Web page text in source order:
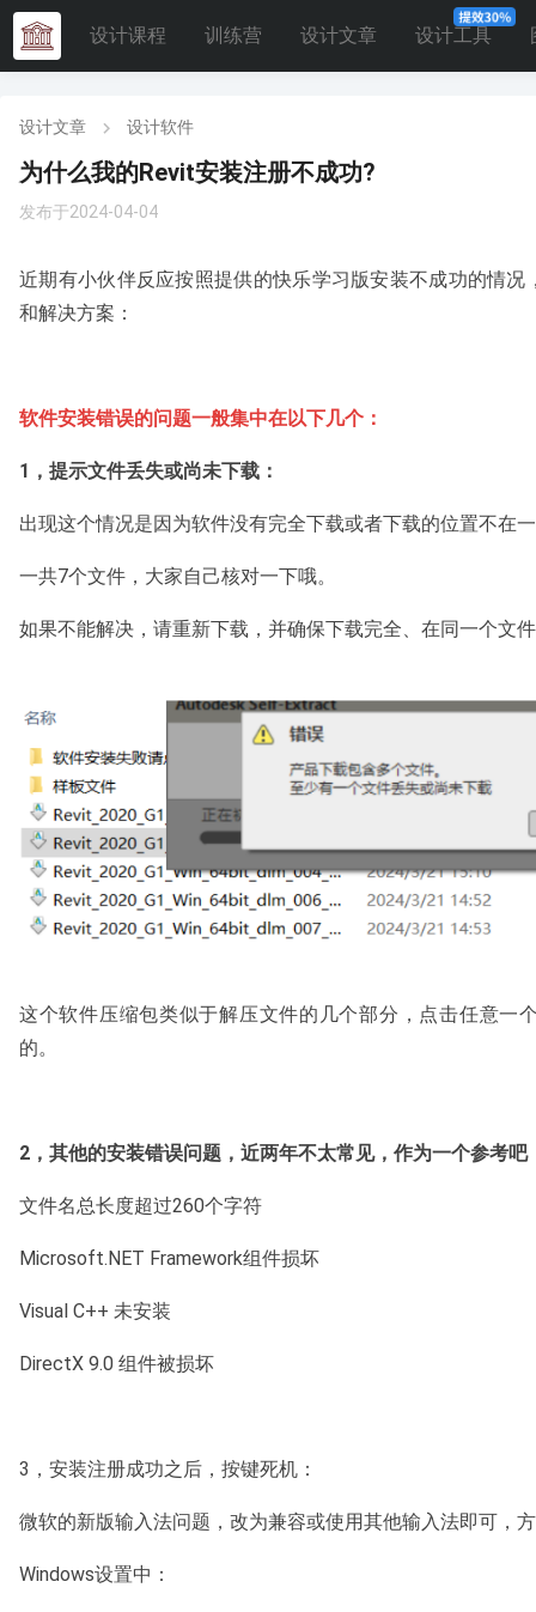
设计课程 训练营 设计文章 设计工具
设计文章 设计软件
为什么我的Revit安装注册不成功?
发布于2024-04-04
近期有小伙伴反应按照提供的快乐学习版安装不成功的情
和解决方案：
软件安装错误的问题一般集中在以下几个：
1，提示文件丢失或尚未下载：
出现这个情况是因为软件没有完全下载或者下载的位置不在
一共7个文件，大家自己核对一下哦。
如果不能解决，请重新下载，并确保下载完全、在同一个文
这个软件压缩包类似于解压文件的几个部分，点击任意一
的。
2，其他的安装错误问题，近两年不太常见，作为一个参考吧
文件名总长度超过260个字符
Microsoft.NET Framework组件损坏
Visual C++ 未安装
DirectX 9.0 组件被损坏
3，安装注册成功之后，按键死机：
微软的新版输入法问题，改为兼容或使用其他输入法即可，
Windows设置中：